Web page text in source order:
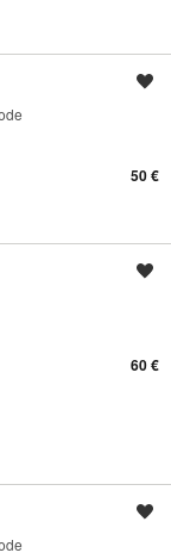
50 €
60 €